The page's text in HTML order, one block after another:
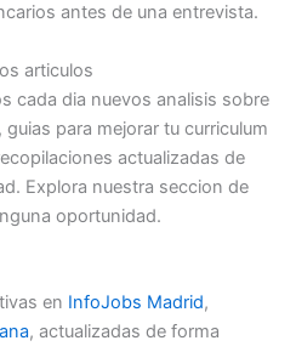
antes de una entrevista.
articulos
cada dia nuevos analisis sobre
para mejorar tu curriculum
actualizadas de
Explora nuestra seccion de
oportunidad.
en InfoJobs Madrid,
, actualizadas de forma